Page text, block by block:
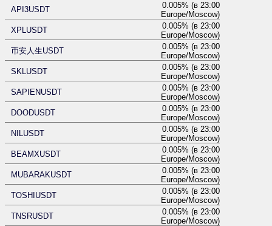
API3USDT
0.005% (в 23:00
Europe/Moscow)
XPLUSDT
0.005% (в 23:00
Europe/Moscow)
币安人生USDT
0.005% (в 23:00
Europe/Moscow)
SKLUSDT
0.005% (в 23:00
Europe/Moscow)
SAPIENUSDT
0.005% (в 23:00
Europe/Moscow)
DOODUSDT
0.005% (в 23:00
Europe/Moscow)
NILUSDT
0.005% (в 23:00
Europe/Moscow)
BEAMXUSDT
0.005% (в 23:00
Europe/Moscow)
MUBARAKUSDT
0.005% (в 23:00
Europe/Moscow)
TOSHIUSDT
0.005% (в 23:00
Europe/Moscow)
TNSRUSDT
0.005% (в 23:00
Europe/Moscow)